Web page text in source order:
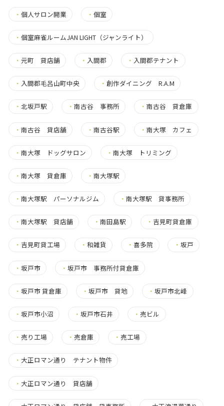
・ 個人サロン開業 ・個室
・ 個室麻雀ルームJAN LIGHT（ジャンライト）
・ 元町 貸店舗 ・ 入間郡 ・ 入間郡テナント
・ 入間郡毛呂山町中央 ・創作ダイニング R.A.M
・ 北坂戸駅 ・南古谷 事務所 ・南古谷 貸倉庫
・ 南古谷 貸店舗 ・南古谷駅 ・南大塚 カフェ
・ 南大塚 ドッグサロン ・南大塚 トリミング
・ 南大塚 貸倉庫 ・南大塚駅
・ 南大塚駅 パーソナルジム ・南大塚駅 貸事務所
・ 南大塚駅 貸店舗 ・南田島駅 ・ 吉見町貸倉庫
・ 吉見町貸工場 ・和雑貨 ・喜多院 ・ 坂戸
・ 坂戸市 ・坂戸市 事務所付貸倉庫
・ 坂戸市 貸倉庫 ・坂戸市 貸地 ・坂戸市北峰
・ 坂戸市小沼 ・坂戸市石井 ・ 売ビル
・ 売り工場 ・ 売倉庫 ・ 売工場
・ 大正ロマン通り テナント物件
・ 大正ロマン通り 貸店舗